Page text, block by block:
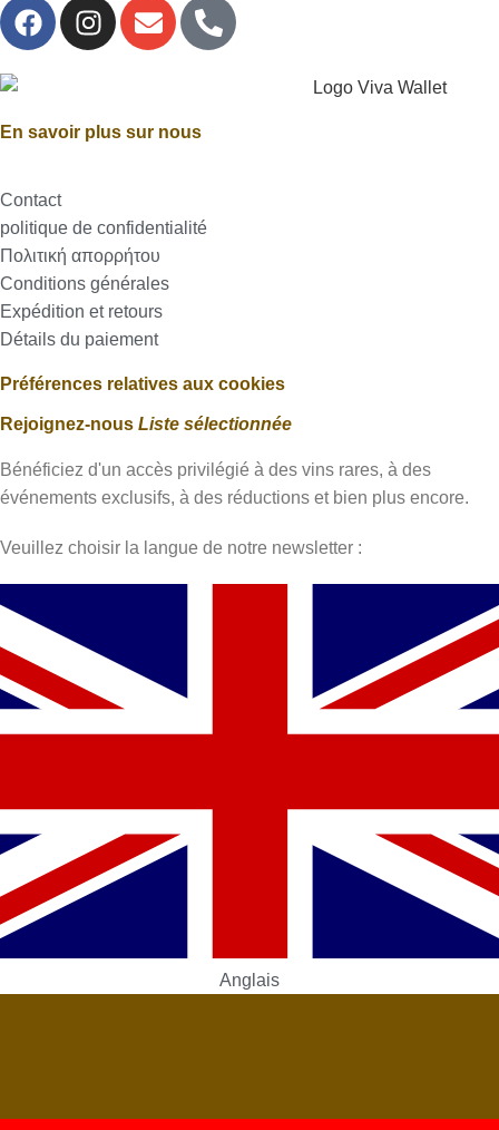
En savoir plus sur nous
Contact
politique de confidentialité
Πολιτική απορρήτου
Conditions générales
Expédition et retours
Détails du paiement
Préférences relatives aux cookies
Rejoignez-nous Liste sélectionnée
Bénéficiez d'un accès privilégié à des vins rares, à des
événements exclusifs, à des réductions et bien plus encore.
Veuillez choisir la langue de notre newsletter :
Anglais